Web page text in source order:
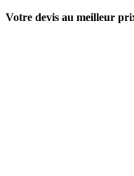
Votre devis au meilleur